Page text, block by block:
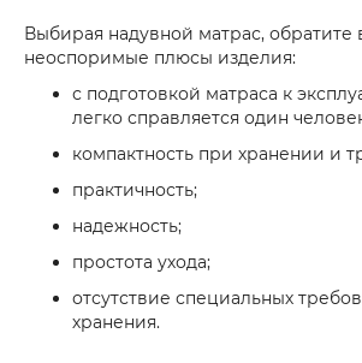
Выбирая надувной матрас, обратите
неоспоримые плюсы изделия:
с подготовкой матраса к
легко справляется один
компактность при хранении и
практичность;
надежность;
простота ухода;
отсутствие специальных
хранения.